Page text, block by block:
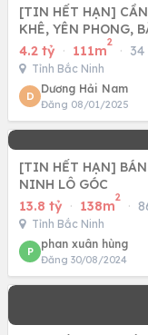
[TIN HẾT HẠN]
KHÊ, YÊN PHONG,
4.2 tỷ · 111m
2
·
Tỉnh Bắc Ninh
D
Dương Hải Nam
Đăng 08/01/2025
[TIN HẾT HẠN]
NINH LÔ GÓC
13.8 tỷ · 138m
2
·
Tỉnh Bắc Ninh
P
phan xuân hùng
Đăng 30/08/2024